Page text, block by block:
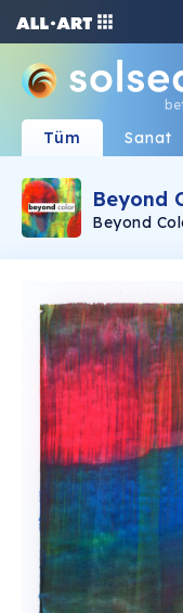
Tüm Sanat
Beyond
Beyond
that can
pieces try
new
methods.
physical
resolution
Solana
shapes
words and
perception of the
with an
piece